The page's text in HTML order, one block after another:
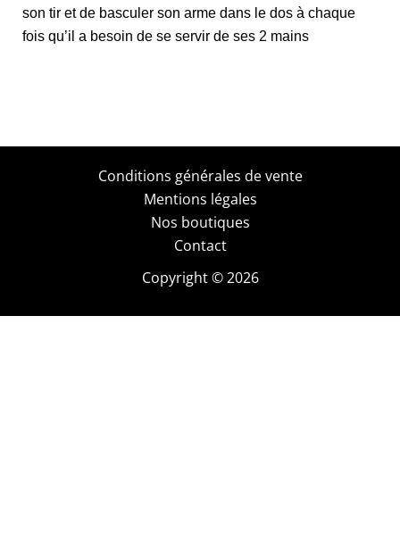
son tir et de basculer son arme dans le dos à chaque
fois qu’il a besoin de se servir de ses 2 mains
Conditions générales de vente
Mentions légales
Nos boutiques
Contact
Copyright © 2026